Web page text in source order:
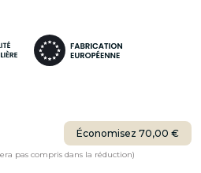
Économisez 70,00 €
pas compris dans la réduction)